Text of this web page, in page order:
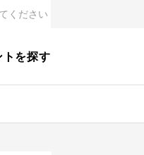
トを探す